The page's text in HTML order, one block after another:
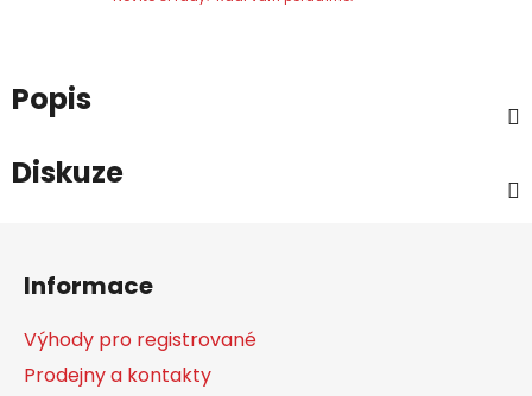
Popis
Diskuze
Informace
Výhody pro registrované
Prodejny a kontakty